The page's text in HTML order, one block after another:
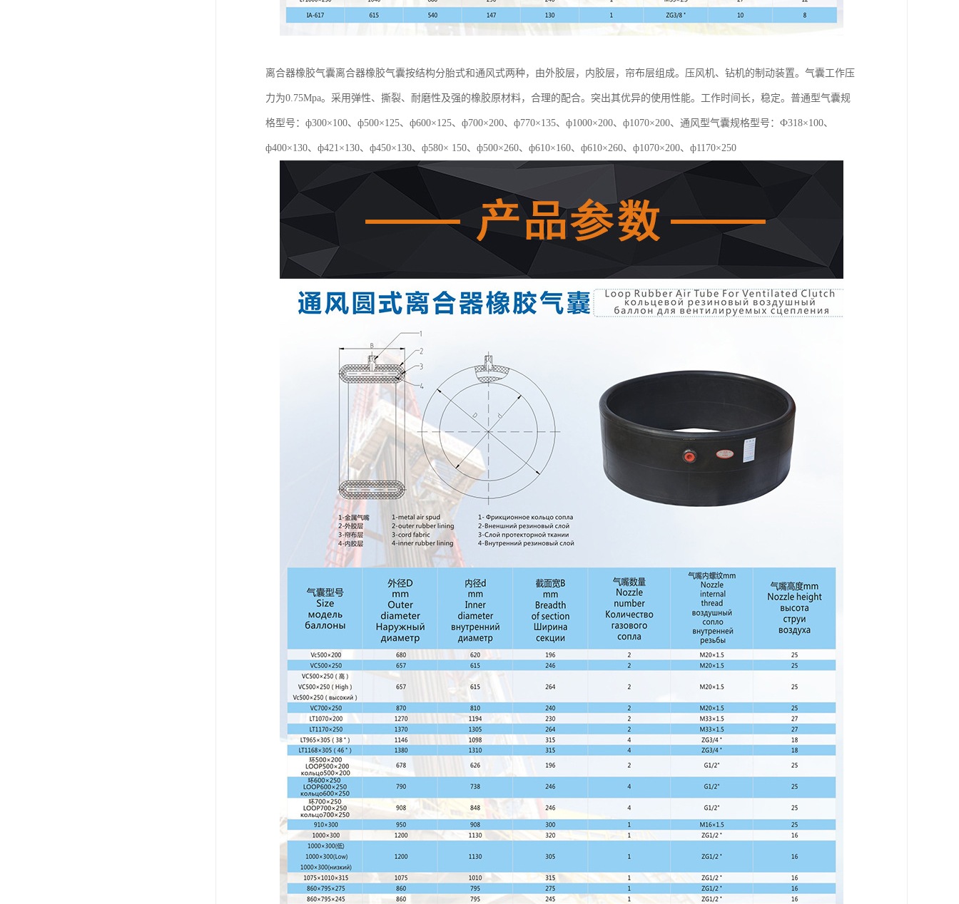
离合器橡胶气囊离合器橡胶气囊按结构分胎式和通风式两种，由外胶层，内胶层，帘布层组成。压风机、钻机的制动装置。气囊工作压
力为0.75Mpa。采用弹性、撕裂、耐磨性及强的橡胶原材料，合理的配合。突出其优异的使用性能。工作时间长，稳定。普通型气囊规
格型号：ф300×100、ф500×125、ф600×125、ф700×200、ф770×135、ф1000×200、ф1070×200、通风型气囊规格型号：Ф318×100、
ф400×130、ф421×130、ф450×130、ф580× 150、ф500×260、ф610×160、ф610×260、ф1070×200、ф1170×250